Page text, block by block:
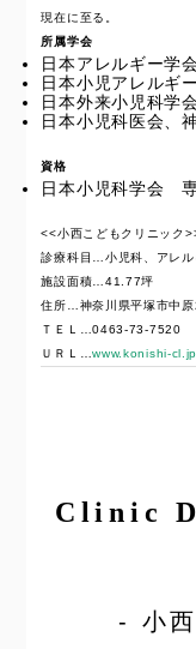
現在に至る。
所属学会
日本アレルギー学
日本小児アレルギ
日本外来小児科学
日本小児科医会、
資格
日本小児科学会
<<小西こどもクリニック
診療科目…小児科、アレル
施設面積…41.77坪
住所…神奈川県平塚市中
ＴＥＬ…0463-73-7520
ＵＲＬ…www.konishi-cl.jp
Clinic
小